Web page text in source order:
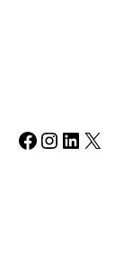
Facebook Instagram LinkedIn X